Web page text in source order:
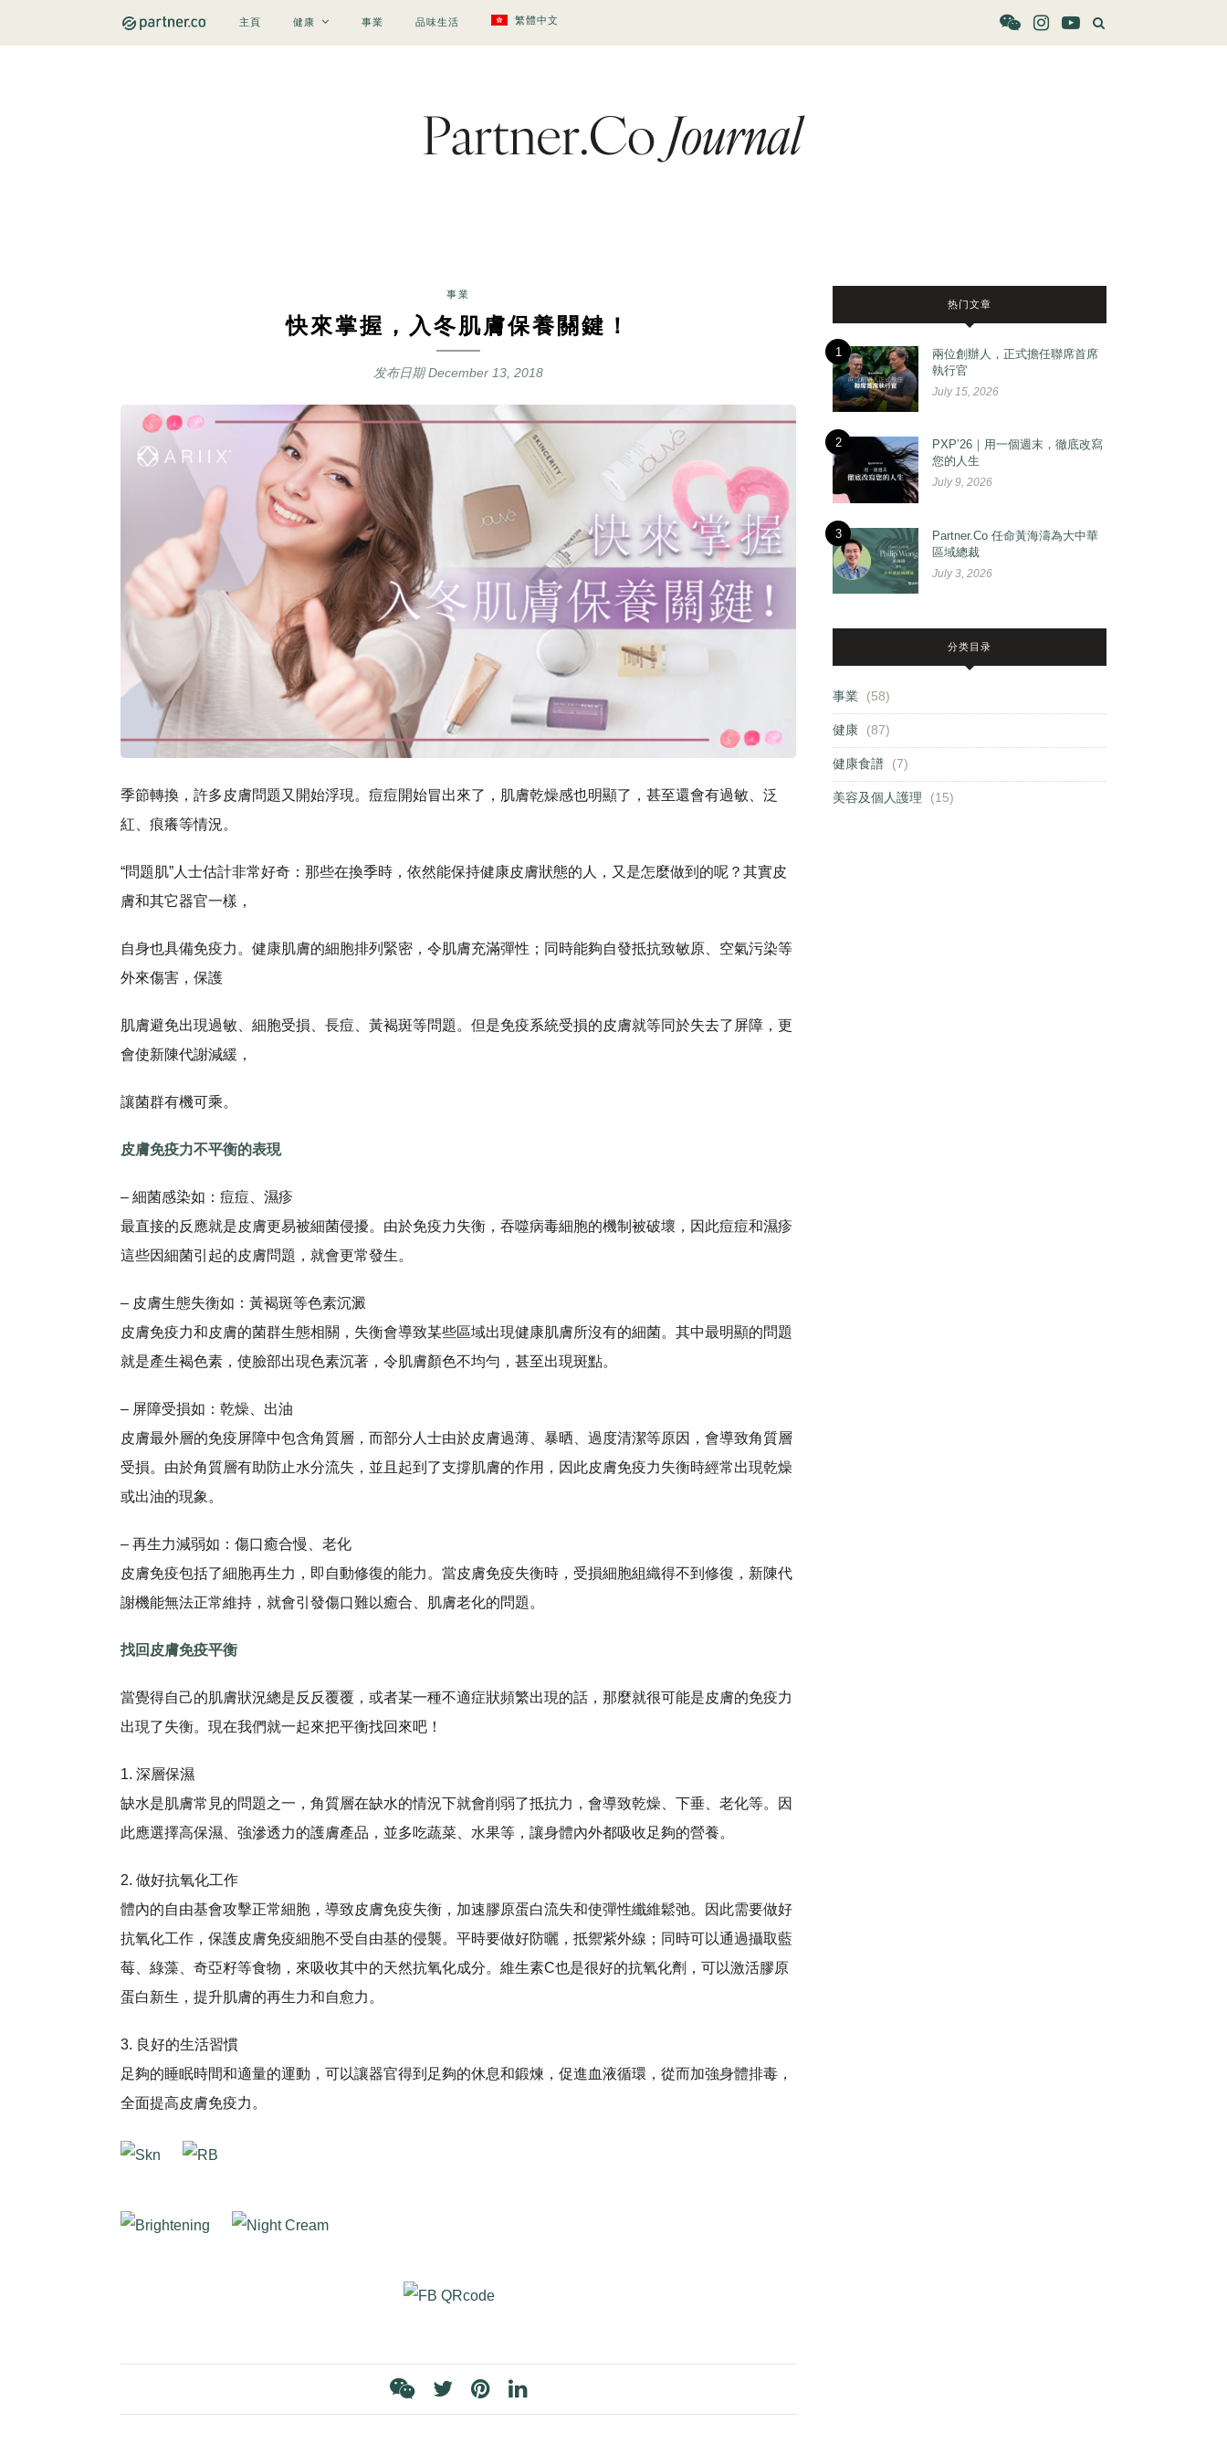
主頁 健康 事業 品味生活 繁體中文
事業
快來掌握，入冬肌膚保養關鍵！
发布日期December 13, 2018
季節轉換，許多皮膚問題又開始浮現。痘痘開始冒出來了，肌膚乾燥感也明顯了，甚至還會有過敏、泛
紅、痕癢等情況。
“問題肌”人士估計非常好奇：那些在換季時，依然能保持健康皮膚狀態的人，又是怎麼做到的呢？其實皮
膚和其它器官一樣，
自身也具備免疫力。健康肌膚的細胞排列緊密，令肌膚充滿彈性；同時能夠自發抵抗致敏原、空氣污染等
外來傷害，保護
肌膚避免出現過敏、細胞受損、長痘、黃褐斑等問題。但是免疫系統受損的皮膚就等同於失去了屏障，更
會使新陳代謝減緩，
讓菌群有機可乘。
皮膚免疫力不平衡的表現
– 細菌感染如：痘痘、濕疹
最直接的反應就是皮膚更易被細菌侵擾。由於免疫力失衡，吞噬病毒細胞的機制被破壞，因此痘痘和濕疹
這些因細菌引起的皮膚問題，就會更常發生。
– 皮膚生態失衡如：黃褐斑等色素沉澱
皮膚免疫力和皮膚的菌群生態相關，失衡會導致某些區域出現健康肌膚所沒有的細菌。其中最明顯的問題
就是產生褐色素，使臉部出現色素沉著，令肌膚顏色不均勻，甚至出現斑點。
– 屏障受損如：乾燥、出油
皮膚最外層的免疫屏障中包含角質層，而部分人士由於皮膚過薄、暴晒、過度清潔等原因，會導致角質層
受損。由於角質層有助防止水分流失，並且起到了支撐肌膚的作用，因此皮膚免疫力失衡時經常出現乾燥
或出油的現象。
– 再生力減弱如：傷口癒合慢、老化
皮膚免疫包括了細胞再生力，即自動修復的能力。當皮膚免疫失衡時，受損細胞組織得不到修復，新陳代
謝機能無法正常維持，就會引發傷口難以癒合、肌膚老化的問題。
找回皮膚免疫平衡
當覺得自己的肌膚狀況總是反反覆覆，或者某一種不適症狀頻繁出現的話，那麼就很可能是皮膚的免疫力
出現了失衡。現在我們就一起來把平衡找回來吧！
1. 深層保濕
缺水是肌膚常見的問題之一，角質層在缺水的情況下就會削弱了抵抗力，會導致乾燥、下垂、老化等。因
此應選擇高保濕、強滲透力的護膚產品，並多吃蔬菜、水果等，讓身體內外都吸收足夠的營養。
2. 做好抗氧化工作
體內的自由基會攻擊正常細胞，導致皮膚免疫失衡，加速膠原蛋白流失和使彈性纖維鬆弛。因此需要做好
抗氧化工作，保護皮膚免疫細胞不受自由基的侵襲。平時要做好防曬，抵禦紫外線；同時可以通過攝取藍
莓、綠藻、奇亞籽等食物，來吸收其中的天然抗氧化成分。維生素C也是很好的抗氧化劑，可以激活膠原
蛋白新生，提升肌膚的再生力和自愈力。
3. 良好的生活習慣
足夠的睡眠時間和適量的運動，可以讓器官得到足夠的休息和鍛煉，促進血液循環，從而加強身體排毒，
全面提高皮膚免疫力。
热门文章
1
兩位創辦人，正式擔任聯席首席
執行官
July 15, 2026
2
PXP’26｜用一個週末，徹底改寫
您的人生
July 9, 2026
3
Partner.Co 任命黃海濤為大中華
區域總裁
July 3, 2026
分类目录
事業 (58)
健康 (87)
健康食譜 (7)
美容及個人護理 (15)